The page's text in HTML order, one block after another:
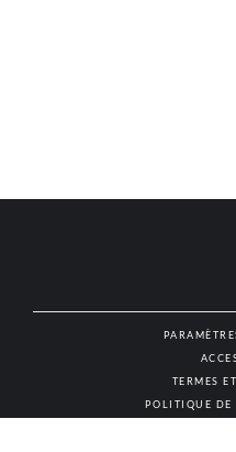
TERMES
POLITIQUE DE